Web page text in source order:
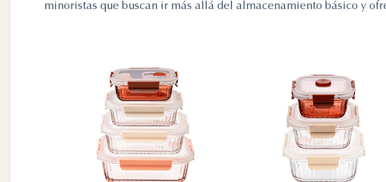
minoristas que buscan ir más allá del almacenamiento básico y